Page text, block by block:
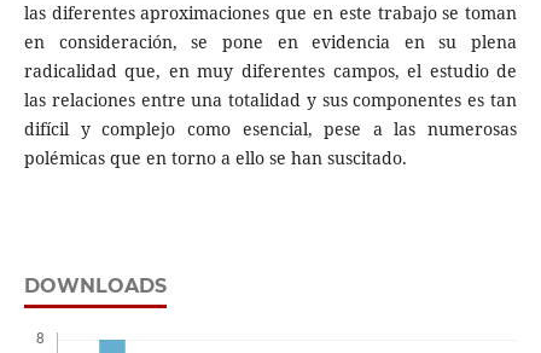
las diferentes aproximaciones que en este trabajo se toman
en consideración, se pone en evidencia en su plena
radicalidad que, en muy diferentes campos, el estudio de
las relaciones entre una totalidad y sus componentes es tan
difícil y complejo como esencial, pese a las numerosas
polémicas que en torno a ello se han suscitado.
DOWNLOADS